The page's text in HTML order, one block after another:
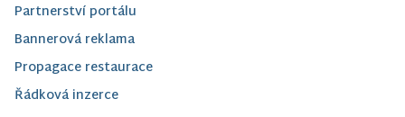
Partnerství portálu
Bannerová reklama
Propagace restaurace
Řádková inzerce